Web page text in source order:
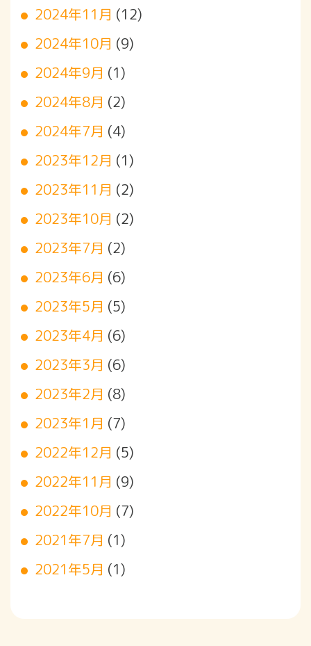
2024年11月 (12)
2024年10月 (9)
2024年9月 (1)
2024年8月 (2)
2024年7月 (4)
2023年12月 (1)
2023年11月 (2)
2023年10月 (2)
2023年7月 (2)
2023年6月 (6)
2023年5月 (5)
2023年4月 (6)
2023年3月 (6)
2023年2月 (8)
2023年1月 (7)
2022年12月 (5)
2022年11月 (9)
2022年10月 (7)
2021年7月 (1)
2021年5月 (1)